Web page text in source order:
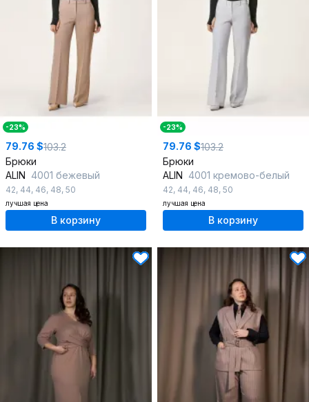
-23%
79.76 $103.2
Брюки
ALIN 4001 бежевый
42, 44, 46, 48, 50
лучшая цена
В корзину
-23%
79.76 $103.2
Брюки
ALIN 4001 кремово-белый
42, 44, 46, 48, 50
лучшая цена
В корзину